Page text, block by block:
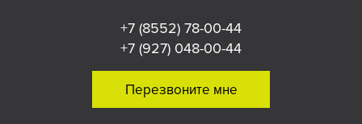
+7 (8552) 78-00-44
+7 (927) 048-00-44
Перезвоните мне